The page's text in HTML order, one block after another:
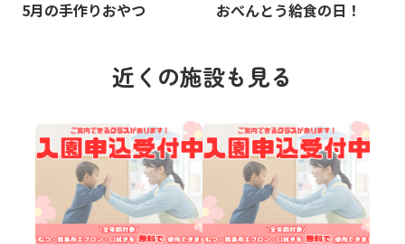
5月の手作りおやつ
おべんとう給食の日！
近くの施設も見る